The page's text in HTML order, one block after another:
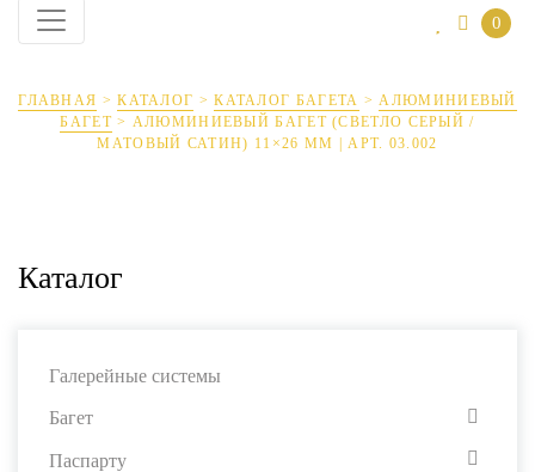
0
ГЛАВНАЯ >КАТАЛОГ >КАТАЛОГ БАГЕТА >АЛЮМИНИЕВЫЙ
БАГЕТ> АЛЮМИНИЕВЫЙ БАГЕТ (СВЕТЛО СЕРЫЙ /
МАТОВЫЙ САТИН) 11×26 ММ | АРТ. 03.002
Каталог
Галерейные системы
Багет
Паспарту